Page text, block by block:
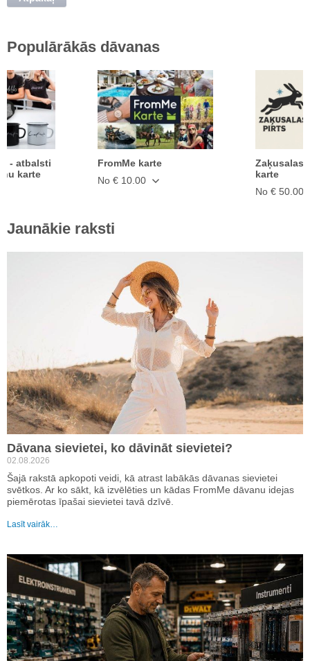
Populārākās dāvanas
- atbalsti
karte
FromMe karte
No € 10.00
Zaķusalas
karte
No € 50.00
Jaunākie raksti
Dāvana sievietei, ko dāvināt sievietei?
02.08.2026
Šajā rakstā apkopoti veidi, kā atrast labākās dāvanas sievietei
svētkos. Ar ko sākt, kā izvēlēties un kādas FromMe dāvanu idejas
piemērotas īpašai sievietei tavā dzīvē.
Lasīt vairāk…